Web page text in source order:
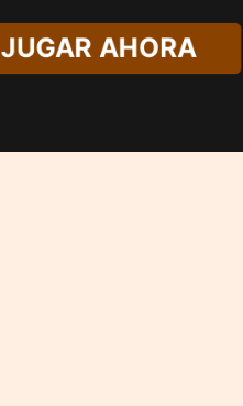
JUGAR AHORA